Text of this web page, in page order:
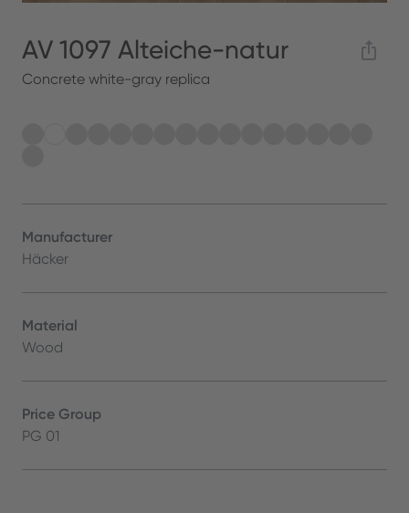
AV 1097 Alteiche-natur
Concrete white-gray replica
Manufacturer
Häcker
Material
Wood
Price Group
PG 01